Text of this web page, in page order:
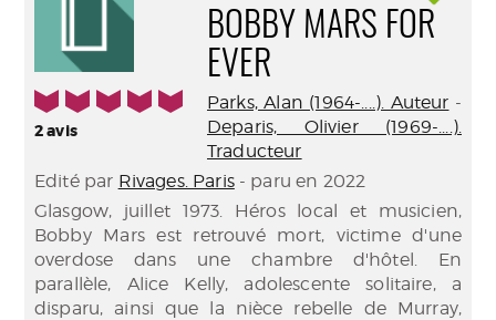
5/5
2avis
BOBBY MARS FOR
EVER
Parks, Alan (1964-....). Auteur -
Deparis, Olivier (1969-....).
Traducteur
Edité par Rivages. Paris- paru en 2022
Glasgow, juillet 1973. Héros local et musicien,
Bobby Mars est retrouvé mort, victime d'une
overdose dans une chambre d'hôtel. En
parallèle, Alice Kelly, adolescente solitaire, a
disparu, ainsi que la nièce rebelle de Murray,